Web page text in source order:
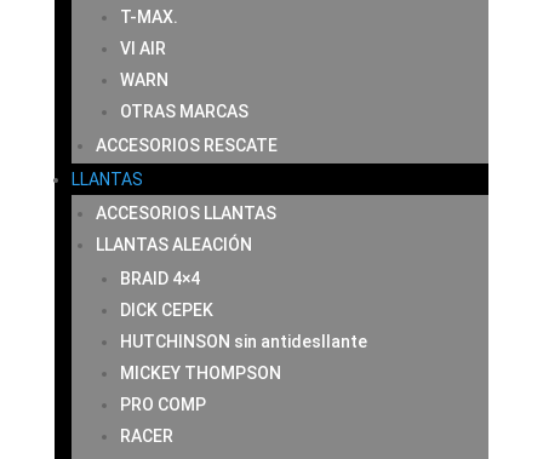
T-MAX.
VI AIR
WARN
OTRAS MARCAS
ACCESORIOS RESCATE
LLANTAS
ACCESORIOS LLANTAS
LLANTAS ALEACIÓN
BRAID 4×4
DICK CEPEK
HUTCHINSON sin antidesllante
MICKEY THOMPSON
PRO COMP
RACER